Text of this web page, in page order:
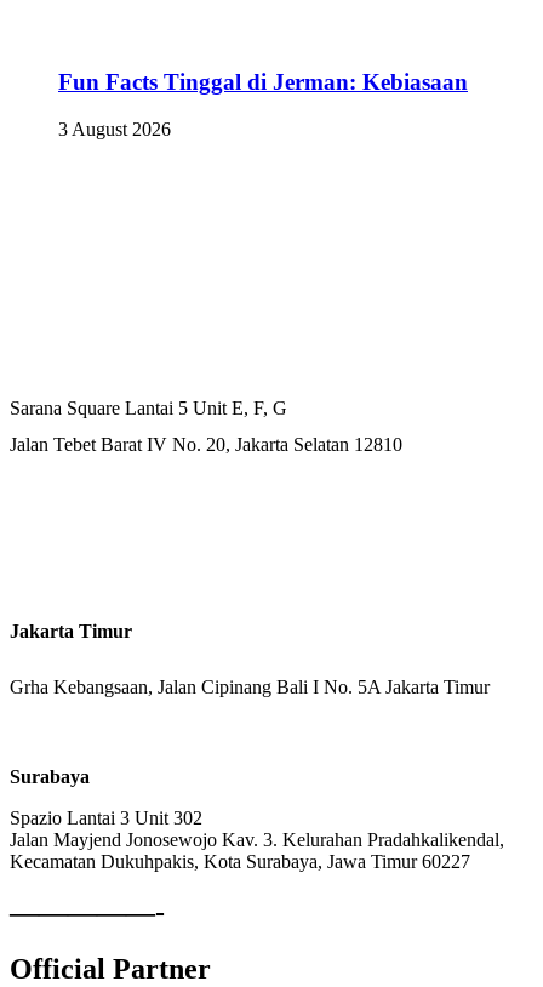
Fun Facts Tinggal di Jerman: Kebiasaan
3 August 2026
Sarana Square Lantai 5 Unit E, F, G
Jalan Tebet Barat IV No. 20, Jakarta Selatan 12810
Jakarta Timur
Grha Kebangsaan, Jalan Cipinang Bali I No. 5A Jakarta Timur
Surabaya
Spazio Lantai 3 Unit 302
Jalan Mayjend Jonosewojo Kav. 3. Kelurahan Pradahkalikendal,
Kecamatan Dukuhpakis, Kota Surabaya, Jawa Timur 60227
—————-
Official Partner